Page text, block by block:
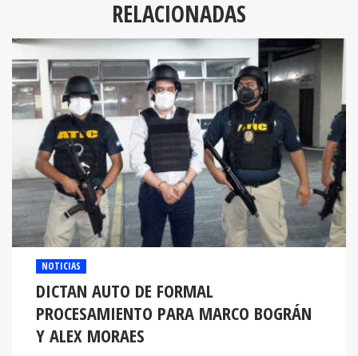
RELACIONADAS
NOTICIAS
DICTAN AUTO DE FORMAL
PROCESAMIENTO PARA MARCO BOGRÁN
Y ALEX MORAES